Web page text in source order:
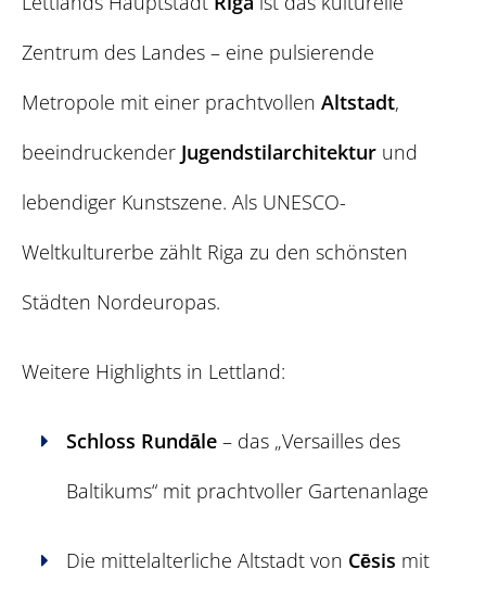
Zentrum des Landes – eine pulsierende
Metropole mit einer prachtvollen Altstadt,
beeindruckender Jugendstilarchitekturund
lebendiger Kunstszene. Als UNESCO-
Weltkulturerbe zählt Riga zu den schönsten
Städten Nordeuropas.
Weitere Highlights in Lettland:
Schloss Rundāle – das „Versailles des
Baltikums“ mit prachtvoller Gartenanlage
Die mittelalterliche Altstadt von Cēsis mit